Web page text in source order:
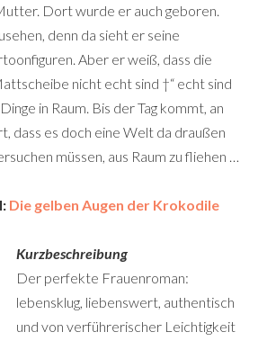
Dort wurde er auch geboren.
denn da sieht er seine
Aber er weiß, dass die
nicht echt sind †“ echt sind
in Raum. Bis der Tag kommt, an
dass es doch eine Welt da draußen
müssen, aus Raum zu fliehen …
Die gelben Augen der Krokodile
Kurzbeschreibung
Der perfekte Frauenroman:
lebensklug, liebenswert, authentisch
und von verführerischer Leichtigkeit